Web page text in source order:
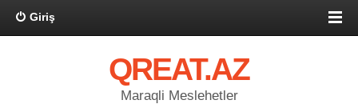
Giriş
QREAT.AZ
Maraqli Meslehetler